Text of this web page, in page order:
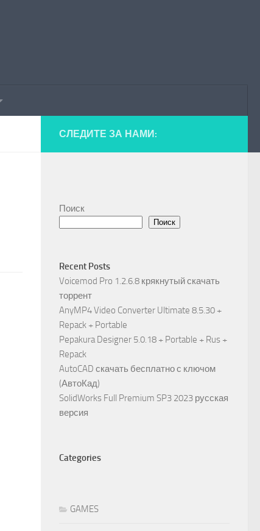
СЛЕДИТЕ ЗА НАМИ:
Поиск
Поиск
Recent Posts
Voicemod Pro 1.2.6.8 крякнутый скачать
торрент
AnyMP4 Video Converter Ultimate 8.5.30 +
Repack + Portable
Pepakura Designer 5.0.18 + Portable + Rus +
Repack
AutoCAD скачать бесплатно с ключом
(АвтоКад)
SolidWorks Full Premium SP3 2023 русская
версия
Categories
GAMES